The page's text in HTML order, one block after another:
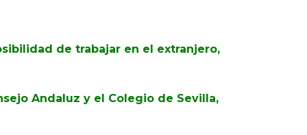
de trabajar en el extranjero,
Andaluz y el Colegio de Sevilla,